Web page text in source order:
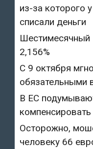
из-за которого
списали деньги
Шестимесячный
2,156%
С 9 октября
обязательными
В ЕС
Осторожно,
человеку 66